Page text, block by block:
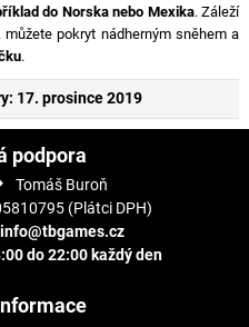
do Norska nebo Mexika. Záleží
pokryt nádherným sněhem a
.
17. prosince 2019
podpora
Tomáš Buroň
(Plátci DPH)
info@tbgames.cz
do 22:00 každý den